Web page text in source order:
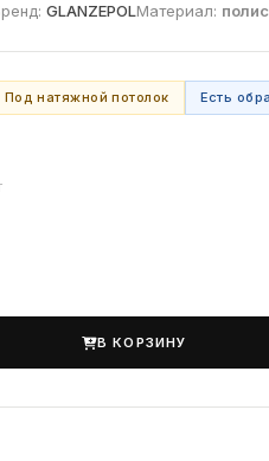
GLANZEPOLМатериал:
Под натяжной потолок Есть
В КОРЗИНУ